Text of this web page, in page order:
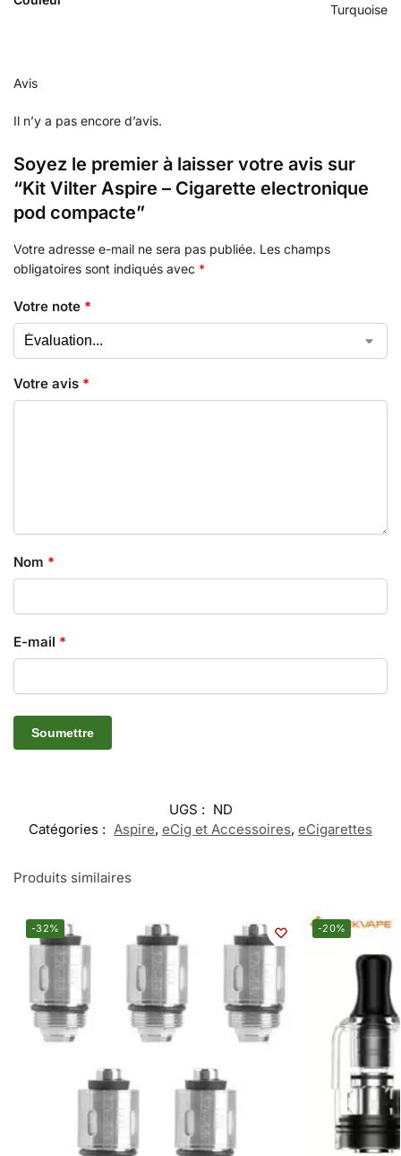
Turquoise
Avis
Il n’y a pas encore d’avis.
Soyez le premier à laisser votre avis sur
“Kit Vilter Aspire – Cigarette electronique
pod compacte”
Votre adresse e-mail ne sera pas publiée. Les champs
obligatoires sont indiqués avec *
Votre note *
Votre avis *
Nom *
E-mail *
UGS : ND
Catégories : Aspire, eCig et Accessoires, eCigarettes
Produits similaires
-32% -20%